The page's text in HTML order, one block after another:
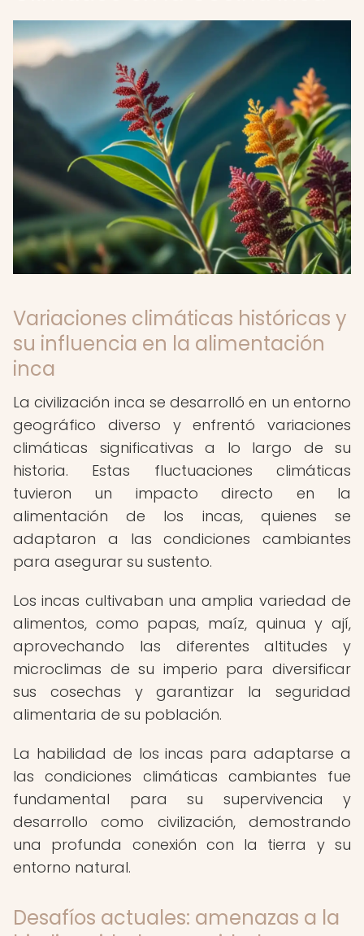
Variaciones climáticas históricas y
su influencia en la alimentación
inca
La civilización inca se desarrolló en un entorno
geográfico diverso y enfrentó variaciones
climáticas significativas a lo largo de su
historia. Estas fluctuaciones climáticas
tuvieron un impacto directo en la
alimentación de los incas, quienes se
adaptaron a las condiciones cambiantes
para asegurar su sustento.
Los incas cultivaban una amplia variedad de
alimentos, como papas, maíz, quinua y ají,
aprovechando las diferentes altitudes y
microclimas de su imperio para diversificar
sus cosechas y garantizar la seguridad
alimentaria de su población.
La habilidad de los incas para adaptarse a
las condiciones climáticas cambiantes fue
fundamental para su supervivencia y
desarrollo como civilización, demostrando
una profunda conexión con la tierra y su
entorno natural.
Desafíos actuales: amenazas a la